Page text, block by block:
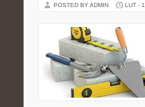
POSTED BY ADMIN LUT -